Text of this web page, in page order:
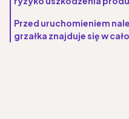
Przed uruchomieniem
grzałka znajduje się w